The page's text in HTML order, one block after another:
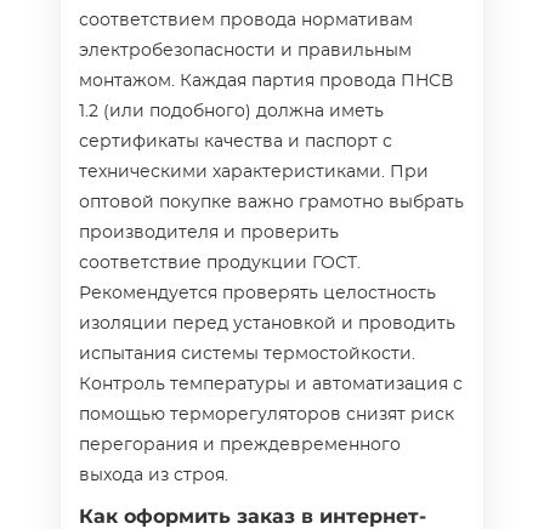
соответствием провода нормативам
электробезопасности и правильным
монтажом. Каждая партия провода ПНСВ
1.2 (или подобного) должна иметь
сертификаты качества и паспорт с
техническими характеристиками. При
оптовой покупке важно грамотно выбрать
производителя и проверить
соответствие продукции ГОСТ.
Рекомендуется проверять целостность
изоляции перед установкой и проводить
испытания системы термостойкости.
Контроль температуры и автоматизация с
помощью терморегуляторов снизят риск
перегорания и преждевременного
выхода из строя.
Как оформить заказ в интернет-